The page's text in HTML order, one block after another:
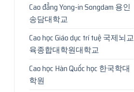
Cao đẳng Yong-in Songdam 용인
송담대학교
Cao học Giáo dục trí tuệ 국제뇌교
육종합대학원대학교
Cao học Hàn Quốc học 한국학대
학원